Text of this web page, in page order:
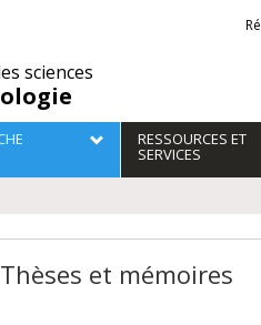
sciences
RESSOURCES ET
SERVICES
Thèses et mémoires